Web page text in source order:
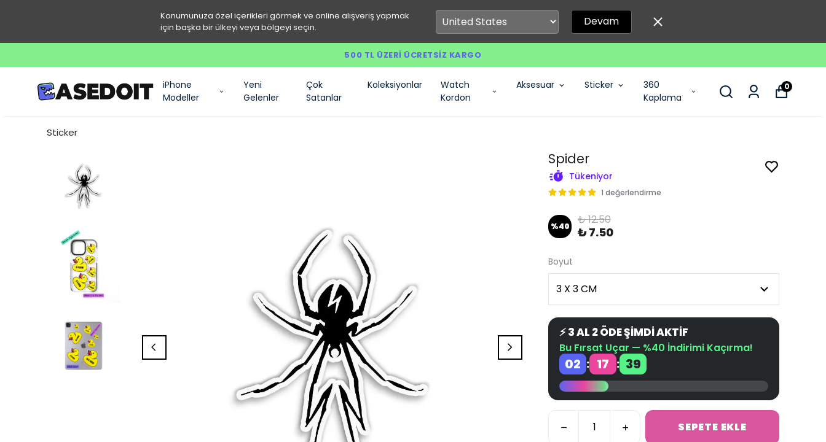
Konumunuza özel içerikleri görmek ve online alışveriş yapmak
için başka bir ülkeyi veya bölgeyi seçin.
Devam
500 TL ÜZERI ÜCRETSIZ KARGO
iPhone
Modeller
Yeni
Gelenler
Çok
Satanlar
Koleksiyonlar
Watch
Kordon
Aksesuar Sticker
360
Kaplama
0
Sticker
Spider
Tükeniyor
1 değerlendirme
%40 ₺ 12.50
₺ 7.50
Boyut
⚡ 3 AL 2 ÖDE ŞİMDİ AKTİF
Bu Fırsat Uçar — %40 İndirimi Kaçırma!
02 : 17 : 38
SEPETE EKLE